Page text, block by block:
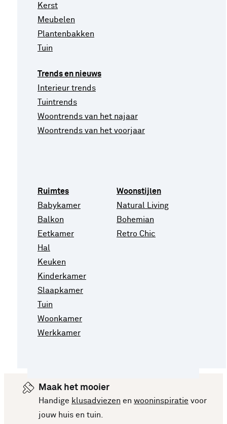
Kerst
Meubelen
Plantenbakken
Tuin
Trends en nieuws
Interieur trends
Tuintrends
Woontrends van het najaar
Woontrends van het voorjaar
Ruimtes
Babykamer
Balkon
Eetkamer
Hal
Keuken
Kinderkamer
Slaapkamer
Tuin
Woonkamer
Werkkamer
Woonstijlen
Natural Living
Bohemian
Retro Chic
Maak het mooier
Handige klusadviezen en wooninspiratie voor
jouw huis en tuin.